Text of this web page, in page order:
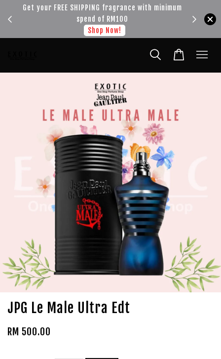
Get your FREE SHIPPING fragrance with minimum
spend of RM100
Shop Now!
JPG Le Male Ultra Edt
RM 500.00